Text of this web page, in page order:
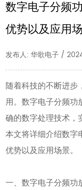
数字电子分频
优势以及应用
发布人: 华歌电子 /
随着科技的不断进步
用。数字电子分频功
确的数字处理技术，
本文将详细介绍数字
优势以及应用场景。
一、数字电子分频功